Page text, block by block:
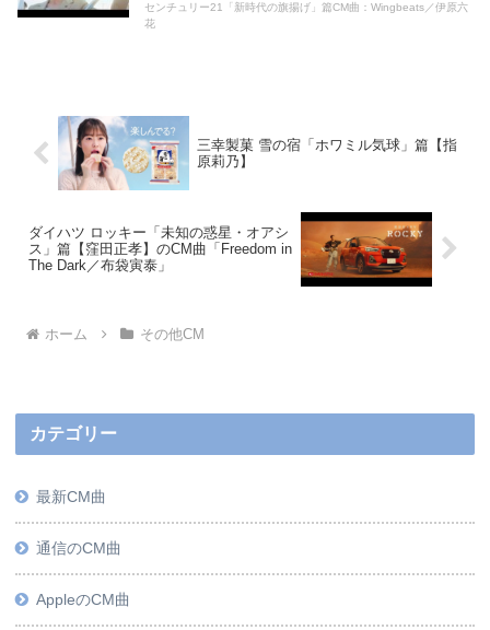
センチュリー21「新時代の旗揚げ」篇CM曲：Wingbeats／伊原六
花
三幸製菓 雪の宿「ホワミル気球」篇【指
原莉乃】
ダイハツ ロッキー「未知の惑星・オアシ
ス」篇【窪田正孝】のCM曲「Freedom in
The Dark／布袋寅泰」
ホーム その他CM
カテゴリー
最新CM曲
通信のCM曲
AppleのCM曲